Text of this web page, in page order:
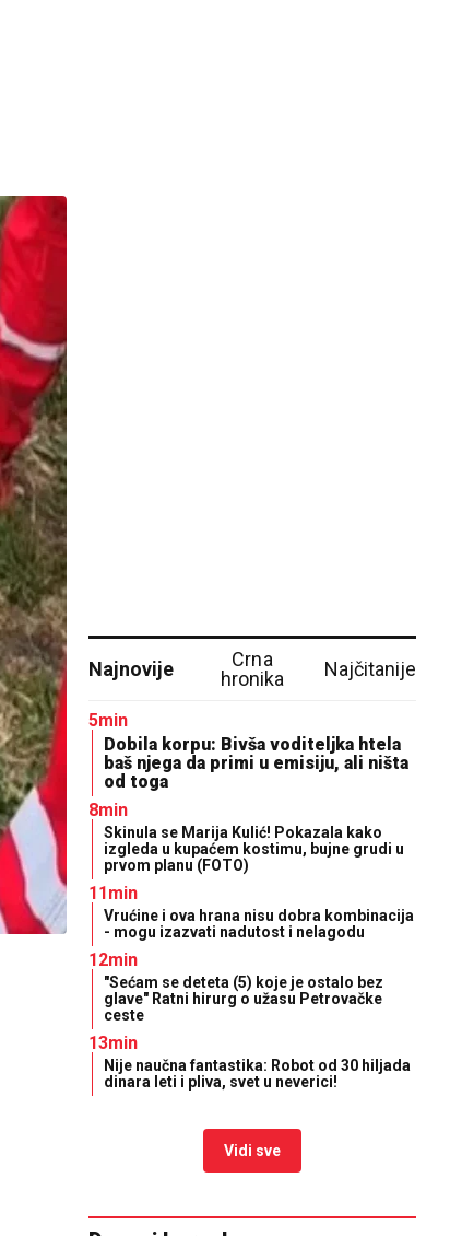
Najnovije
Crna
hronika
Najčitanije
5min
Dobila korpu: Bivša voditeljka htela
baš njega da primi u emisiju, ali ništa
od toga
8min
Skinula se Marija Kulić! Pokazala kako
izgleda u kupaćem kostimu, bujne grudi u
prvom planu (FOTO)
11min
Vrućine i ova hrana nisu dobra kombinacija
- mogu izazvati nadutost i nelagodu
12min
"Sećam se deteta (5) koje je ostalo bez
glave" Ratni hirurg o užasu Petrovačke
ceste
13min
Nije naučna fantastika: Robot od 30 hiljada
dinara leti i pliva, svet u neverici!
Vidi sve